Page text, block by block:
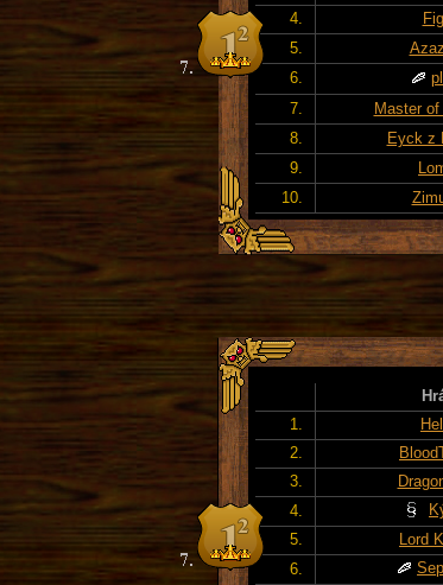
4.
5.
6.
7.
Master of
8.
Eyck z
9.
10.
1.
2.
3.
4.
5.
Lord
6.